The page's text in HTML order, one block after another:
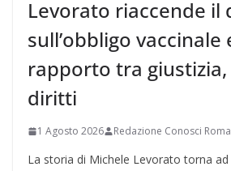
Levorato riaccende il
sull’obbligo vaccinale
rapporto tra
diritti
1 Agosto 2026 Redazione Conosci Roma
La storia di Michele Levorato torna